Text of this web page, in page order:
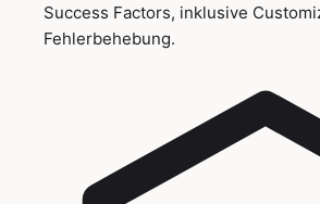
Success Factors, inklusive
Fehlerbehebung.